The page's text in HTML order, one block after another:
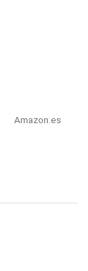
Amazon.es